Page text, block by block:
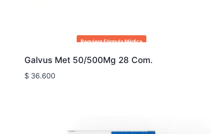
Requiere Fórmula Médica
Galvus Met 50/500Mg 28 Com.
$36.600